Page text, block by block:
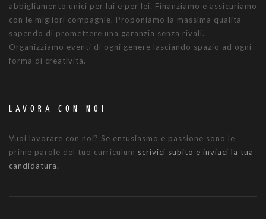
abbigliamento unici per lui e per lei. Finanziamo e assicuriamo
con le migliori compagnie. Proponiamo la massima qualità
sapendo di promettere una garanzia senza rivali.
Organizziamo eventi di ogni genere lasciando spazio ad ogni
forma di creatività.
LAVORA CON NOI
Vuoi lavorare con noi? Se entusiasmo e passione sono le
prime parole del tuo curriculum scrivici subito e inviaci la tua
candidatura.